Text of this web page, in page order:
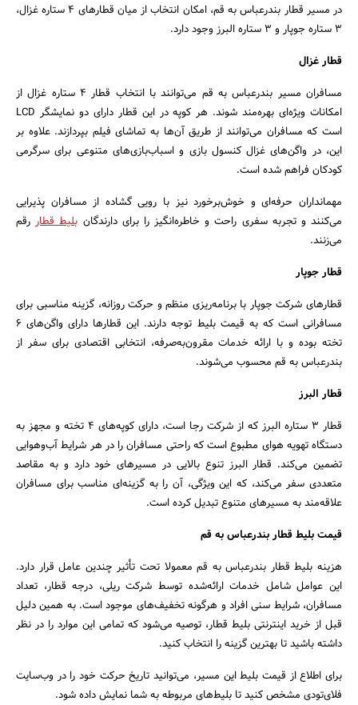
در مسیر قطار بندرعباس به قم، امکان انتخاب از میان قطارهای ۴ ستاره غزال،
۳ ستاره جوپار و ۳ ستاره البرز وجود دارد.
قطار غزال
مسافران مسیر بندرعباس به قم می‌توانند با انتخاب قطار ۴ ستاره غزال از
امکانات ویژه‌ای بهره‌مند شوند. هر کوپه در این قطار دارای دو نمایشگر LCD
است که مسافران می‌توانند از طریق آن‌ها به تماشای فیلم بپردازند. علاوه بر
این، در واگن‌های غزال کنسول بازی و اسباب‌بازی‌های متنوعی برای سرگرمی
کودکان فراهم شده است.
مهمانداران حرفه‌ای و خوش‌برخورد نیز با رویی گشاده از مسافران پذیرایی
می‌کنند و تجربه سفری راحت و خاطره‌انگیز را برای دارندگانبلیط قطاررقم
می‌زنند.
قطار جوپار
قطارهای شرکت جوپار با برنامه‌ریزی منظم و حرکت روزانه، گزینه مناسبی برای
مسافرانی است که به قیمت بلیط توجه دارند. این قطارها دارای واگن‌های ۶
تخته بوده و با ارائه خدمات مقرون‌به‌صرفه، انتخابی اقتصادی برای سفر از
بندرعباس به قم محسوب می‌شوند.
قطار البرز
قطار ۳ ستاره البرز که از شرکت رجا است، دارای کوپه‌های ۴ تخته و مجهز به
دستگاه تهویه هوای مطبوع است که راحتی مسافران را در هر شرایط آب‌وهوایی
تضمین می‌کند. قطار البرز تنوع بالایی در مسیرهای خود دارد و به مقاصد
متعددی سفر می‌کند، که این ویژگی، آن را به گزینه‌ای مناسب برای مسافران
علاقه‌مند به مسیرهای متنوع تبدیل کرده است.
قیمت بلیط قطار بندرعباس به قم
هزینه بلیط قطار بندرعباس به قم معمولا تحت تأثیر چندین عامل قرار دارد.
این عوامل شامل خدمات ارائه‌شده توسط شرکت ریلی، درجه قطار، تعداد
مسافران، شرایط سنی افراد و هرگونه تخفیف‌های موجود است. به همین دلیل
قبل از خرید اینترنتی بلیط قطار، توصیه می‌شود که تمامی این موارد را در نظر
داشته باشید تا بهترین گزینه را انتخاب کنید.
برای اطلاع از قیمت بلیط این مسیر، می‌توانید تاریخ حرکت خود را در وب‌سایت
فلای‌تودی مشخص کنید تا بلیط‌های مربوطه به شما نمایش داده شود.